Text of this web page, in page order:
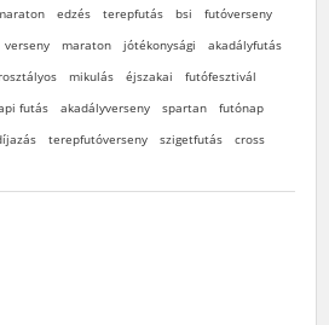
edzés terepfutás bsi
futóverseny
verseny maraton jótékonysági
akadályfutás
mikulás éjszakai
futófesztivál
futás akadályverseny spartan
futónap
terepfutóverseny szigetfutás cross